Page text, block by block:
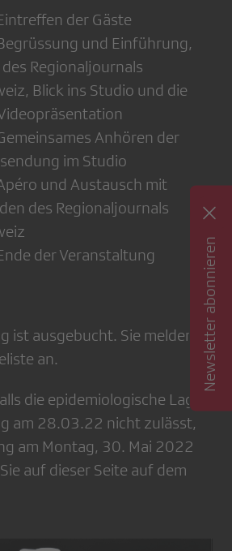
der Gäste
und Einführung,
Regionaljournals
Blick ins Studio und die
Anhören der
im Studio
und Austausch mit
des Regionaljournals
der Veranstaltung
ist ausgebucht. Sie melden
an.
die epidemiologische Lage
am 28.03.22 nicht zulässt,
am Montag, 30. Mai 2022
auf dieser Seite auf dem
Newsletter abonnieren